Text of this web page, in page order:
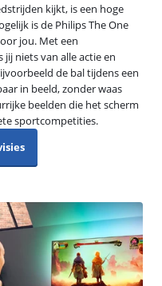
kijkt, is een hoge
is de Philips The One
jou. Met een
niets van alle actie en
de bal tijdens een
in beeld, zonder waas
beelden die het scherm
sportcompetities.